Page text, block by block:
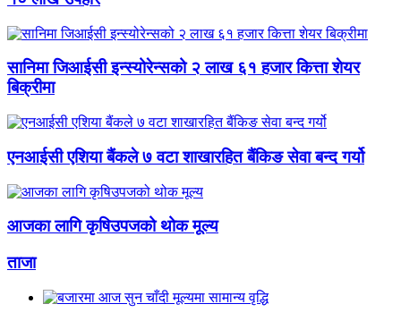
सानिमा जिआईसी इन्स्योरेन्सको २ लाख ६१ हजार कित्ता शेयर
बिक्रीमा
एनआईसी एशिया बैंकले ७ वटा शाखारहित बैंकिङ सेवा बन्द गर्यो
आजका लागि कृषिउपजको थोक मूल्य
ताजा